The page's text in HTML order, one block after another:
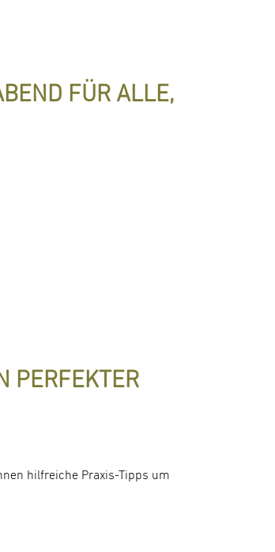
FÜR ALLE,
PERFEKTER
hilfreiche Praxis-Tipps um